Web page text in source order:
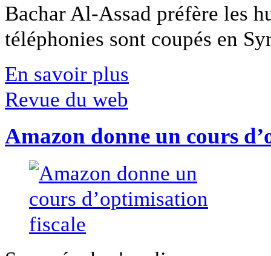
Bachar Al-Assad préfère les
téléphonies sont coupés en
En savoir plus
Revue du web
Amazon donne un cours